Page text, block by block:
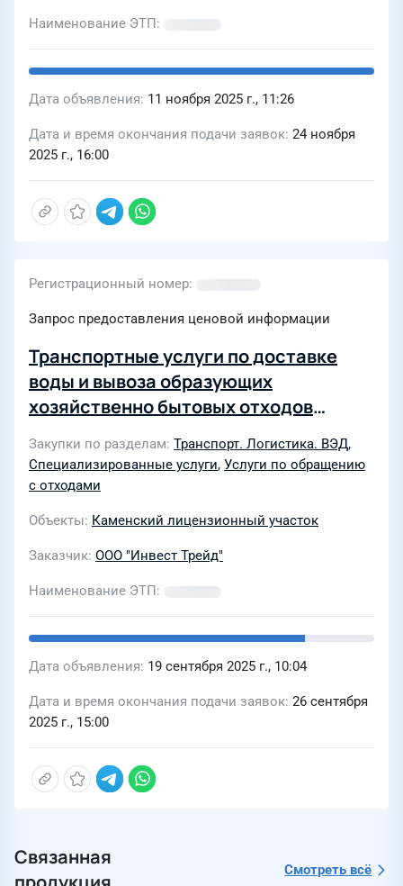
Наименование ЭТП
Дата объявления 11 ноября 2025 г., 11:26
Дата и время окончания подачи заявок 24 ноября
2025 г., 16:00
Регистрационный номер
Запрос предоставления ценовой информации
Транспортные услуги по доставке
воды и вывоза образующих
хозяйственно бытовых отходов
месторождение (Новая Березовка)
Коми. Объем к вывозу - 8 760 м3
Закупки по разделам Транспорт. Логистика. ВЭД,
Специализированные услуги, Услуги по обращению
с отходами
Объекты Каменский лицензионный участок
Заказчик ООО "Инвест Трейд"
Наименование ЭТП
Дата объявления 19 сентября 2025 г., 10:04
Дата и время окончания подачи заявок 26 сентября
2025 г., 15:00
Связанная
Смотреть всё